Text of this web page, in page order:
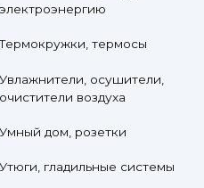
электроэнергию
термосы
Увлажнители, осушители,
очистители воздуха
Умный дом, розетки
Утюги, гладильные системы